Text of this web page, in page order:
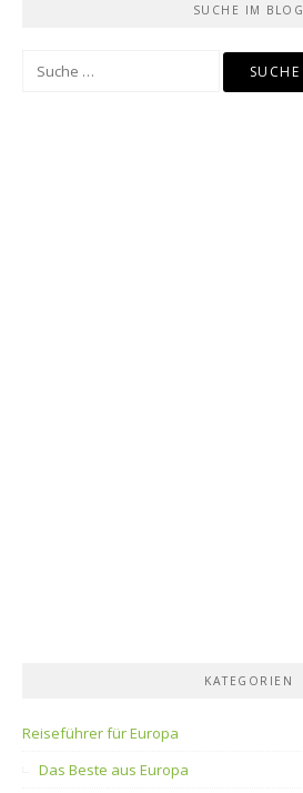
SUCHE IM BLOG
Suche
KATEGORIEN
Reiseführer für Europa
Das Beste aus Europa